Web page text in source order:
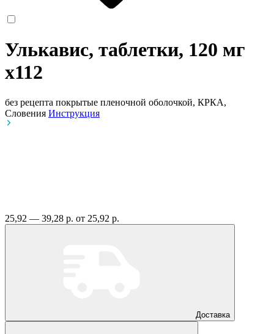
Улькавис, таблетки, 120 мг
x112
без рецепта покрытые пленочной оболочкой, КРКА,
Словения Инструкция
25,92 — 39,28 р. от 25,92 р.
Доставка